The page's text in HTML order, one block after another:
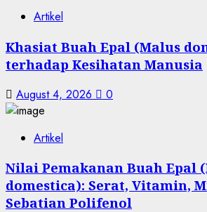
Artikel
Khasiat Buah Epal (Malus
terhadap Kesihatan Manusia
August 4, 2026 0
Artikel
Nilai Pemakanan Buah Epal
domestica): Serat, Vitamin,
Sebatian Polifenol